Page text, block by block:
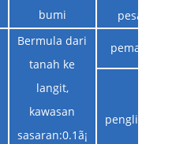
bumi
Bermula dari
tanah ke
langit,
kawasan
sasaran:0.1ã¡